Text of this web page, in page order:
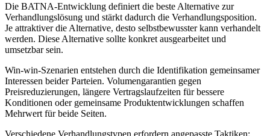
Die BATNA-Entwicklung definiert die beste Alternative zur
Verhandlungslösung und stärkt dadurch die Verhandlungsposition.
Je attraktiver die Alternative, desto selbstbewusster kann verhandelt
werden. Diese Alternative sollte konkret ausgearbeitet und
umsetzbar sein.
Win-win-Szenarien entstehen durch die Identifikation gemeinsamer
Interessen beider Parteien. Volumengarantien gegen
Preisreduzierungen, längere Vertragslaufzeiten für bessere
Konditionen oder gemeinsame Produktentwicklungen schaffen
Mehrwert für beide Seiten.
Verschiedene Verhandlungstypen erfordern angepasste Taktiken: